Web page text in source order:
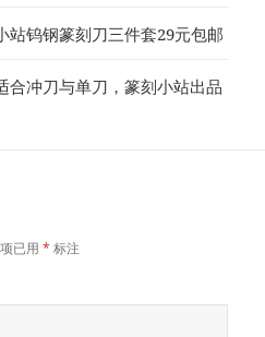
站钨钢篆刻刀三件套29元包邮
合冲刀与单刀，篆刻小站出品
已用* 标注